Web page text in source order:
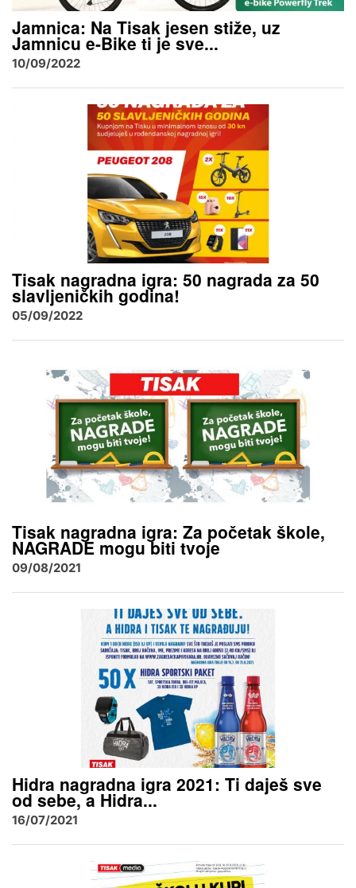
Jamnica: Na Tisak jesen stiže, uz
Jamnicu e-Bike ti je sve...
10/09/2022
Tisak nagradna igra: 50 nagrada za 50
slavljeničkih godina!
05/09/2022
Tisak nagradna igra: Za početak škole,
NAGRADE mogu biti tvoje
09/08/2021
Hidra nagradna igra 2021: Ti daješ sve
od sebe, a Hidra...
16/07/2021